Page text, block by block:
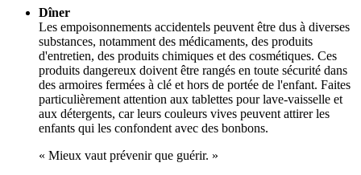
Dîner
Les empoisonnements accidentels peuvent être dus à diverses
substances, notamment des médicaments, des produits
d'entretien, des produits chimiques et des cosmétiques. Ces
produits dangereux doivent être rangés en toute sécurité dans
des armoires fermées à clé et hors de portée de l'enfant. Faites
particulièrement attention aux tablettes pour lave-vaisselle et
aux détergents, car leurs couleurs vives peuvent attirer les
enfants qui les confondent avec des bonbons.
« Mieux vaut prévenir que guérir. »